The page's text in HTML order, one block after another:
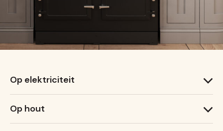
Op elektriciteit
1000 X
Op hout